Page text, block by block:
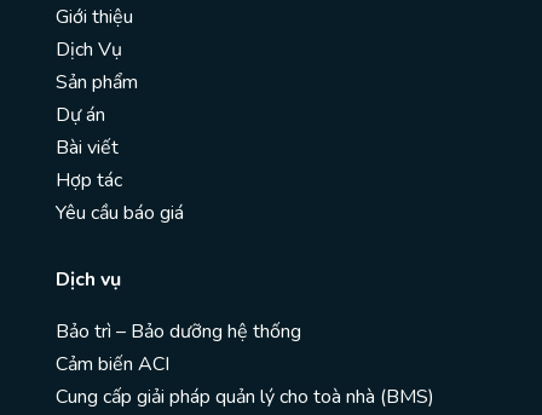
Giới thiệu
Dịch Vụ
Sản phẩm
Dự án
Bài viết
Hợp tác
Yêu cầu báo giá
Dịch vụ
Bảo trì – Bảo dưỡng hệ thống
Cảm biến ACI
Cung cấp giải pháp quản lý cho toà nhà (BMS)